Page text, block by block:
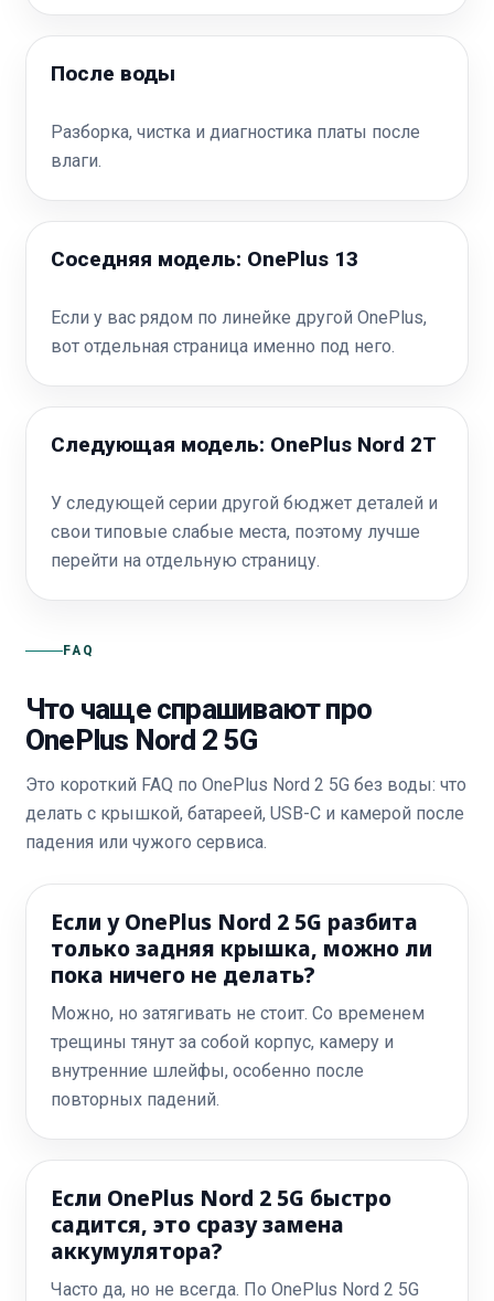
После воды
Разборка, чистка и диагностика платы после
влаги.
Соседняя модель: OnePlus 13
Если у вас рядом по линейке другой OnePlus,
вот отдельная страница именно под него.
Следующая модель: OnePlus Nord 2T
У следующей серии другой бюджет деталей и
свои типовые слабые места, поэтому лучше
перейти на отдельную страницу.
FAQ
Что чаще спрашивают про
OnePlus Nord 2 5G
Это короткий FAQ по OnePlus Nord 2 5G без воды: что
делать с крышкой, батареей, USB-C и камерой после
падения или чужого сервиса.
Если у OnePlus Nord 2 5G разбита
только задняя крышка, можно ли
пока ничего не делать?
Можно, но затягивать не стоит. Со временем
трещины тянут за собой корпус, камеру и
внутренние шлейфы, особенно после
повторных падений.
Если OnePlus Nord 2 5G быстро
садится, это сразу замена
аккумулятора?
Часто да, но не всегда. По OnePlus Nord 2 5G